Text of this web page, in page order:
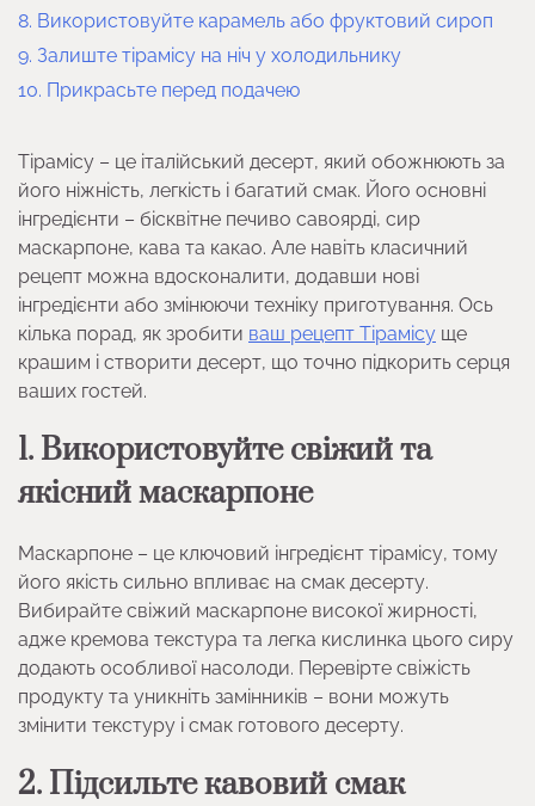
8. Використовуйте карамель або фруктовий сироп
9. Залиште тірамісу на ніч у холодильнику
10. Прикрасьте перед подачею
Тірамісу – це італійський десерт, який обожнюють за
його ніжність, легкість і багатий смак. Його основні
інгредієнти – бісквітне печиво савоярді, сир
маскарпоне, кава та какао. Але навіть класичний
рецепт можна вдосконалити, додавши нові
інгредієнти або змінюючи техніку приготування. Ось
кілька порад, як зробити ваш рецепт Тірамісу ще
крашим і створити десерт, що точно підкорить серця
ваших гостей.
1. Використовуйте свіжий та
якісний маскарпоне
Маскарпоне – це ключовий інгредієнт тірамісу, тому
його якість сильно впливає на смак десерту.
Вибирайте свіжий маскарпоне високої жирності,
адже кремова текстура та легка кислинка цього сиру
додають особливої насолоди. Перевірте свіжість
продукту та уникніть замінників – вони можуть
змінити текстуру і смак готового десерту.
2. Підсильте кавовий смак